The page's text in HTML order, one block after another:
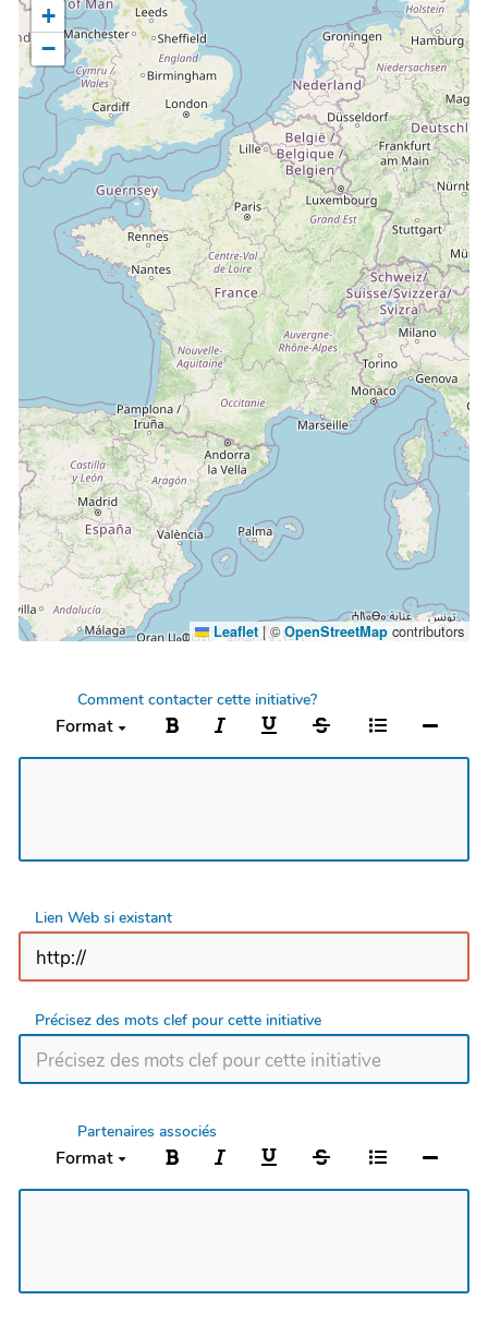
+
−
Leaflet |©OpenStreetMap contributors
Comment contacter cette initiative?
Format
Lien Web si existant
Précisez des mots clef pour cette initiative
Partenaires associés
Format